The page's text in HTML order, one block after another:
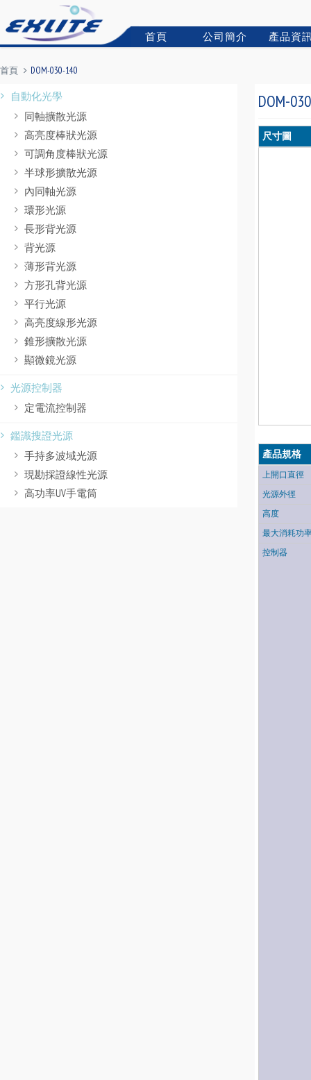
首頁 公司簡介 產品資
首頁 DOM-030-140
自動化光學
同軸擴散光源
高亮度棒狀光源
可調角度棒狀光源
半球形擴散光源
內同軸光源
環形光源
長形背光源
背光源
薄形背光源
方形孔背光源
平行光源
高亮度線形光源
錐形擴散光源
顯微鏡光源
光源控制器
定電流控制器
鑑識搜證光源
手持多波域光源
現勘採證線性光源
高功率UV手電筒
DOM-
尺寸圖
產品規格
上開口直徑
光源外徑
高度
最大消耗功
控制器